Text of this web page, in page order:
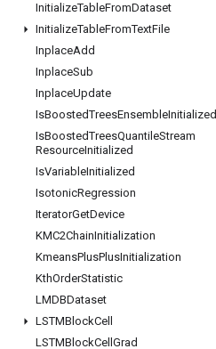
InitializeTableFromDataset
InitializeTableFromTextFile
InplaceAdd
InplaceSub
InplaceUpdate
IsBoostedTreesEnsembleInitialized
IsBoostedTreesQuantileStream
ResourceInitialized
IsVariableInitialized
IsotonicRegression
IteratorGetDevice
KMC2ChainInitialization
KmeansPlusPlusInitialization
KthOrderStatistic
LMDBDataset
LSTMBlockCell
LSTMBlockCell Grad